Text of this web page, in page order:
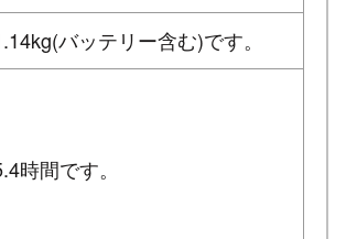
バッテリー含む)です。
時間です。